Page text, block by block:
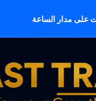
على مدار الساعة